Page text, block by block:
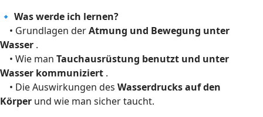
🔹 Was werde ich lernen?
• Grundlagen derAtmung und Bewegung unter
Wasser .
• Wie man Tauchausrüstung benutzt und unter
Wasser kommuniziert .
• Die Auswirkungen des Wasserdrucks auf den
Körper und wie man sicher taucht.